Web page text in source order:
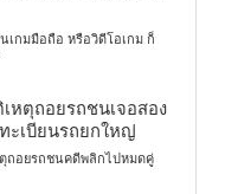
เกมมือถือ หรือวิดีโอเกม ก็
เหตุถอยรถชนเจอสอง
ะเบียนรถยกใหญ่
ถอยรถชนคดีพลิกไปหมดคู่